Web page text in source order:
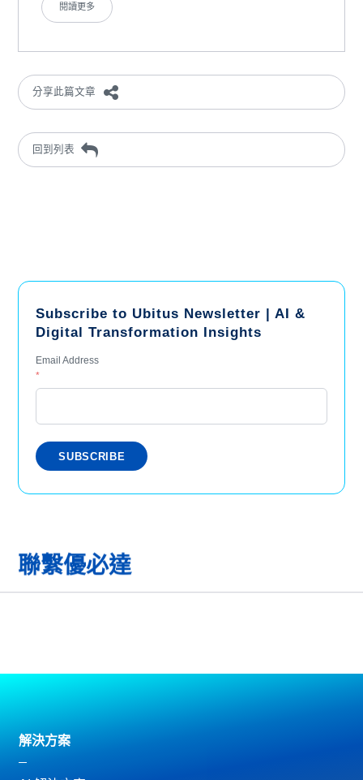
閱讀更多
分享此篇文章
回到列表
Subscribe to Ubitus Newsletter | AI &
Digital Transformation Insights
Email Address
*
聯繫優必達
解決方案